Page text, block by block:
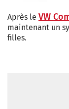
Après le VW
maintenant un
filles.